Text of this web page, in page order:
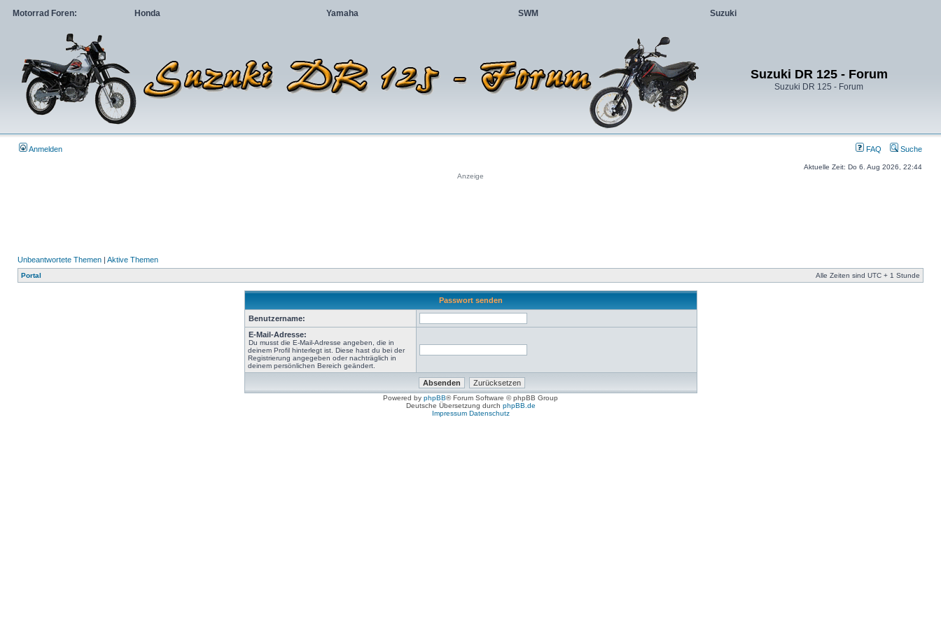
Motorrad Foren: Honda Yamaha SWM Suzuki
Suzuki DR 125 - Forum
Suzuki DR 125 - Forum
Anmelden FAQ Suche
Aktuelle Zeit: Do 6. Aug 2026, 22:44
Anzeige
Unbeantwortete Themen | Aktive Themen
Portal Alle Zeiten sind UTC + 1 Stunde
Passwort senden
Benutzername:
E-Mail-Adresse:
Du musst die E-Mail-Adresse angeben, die in
deinem Profil hinterlegt ist. Diese hast du bei der
Registrierung angegeben oder nachträglich in
deinem persönlichen Bereich geändert.
Powered by phpBB® Forum Software © phpBB Group
Deutsche Übersetzung durch phpBB.de
Impressum Datenschutz